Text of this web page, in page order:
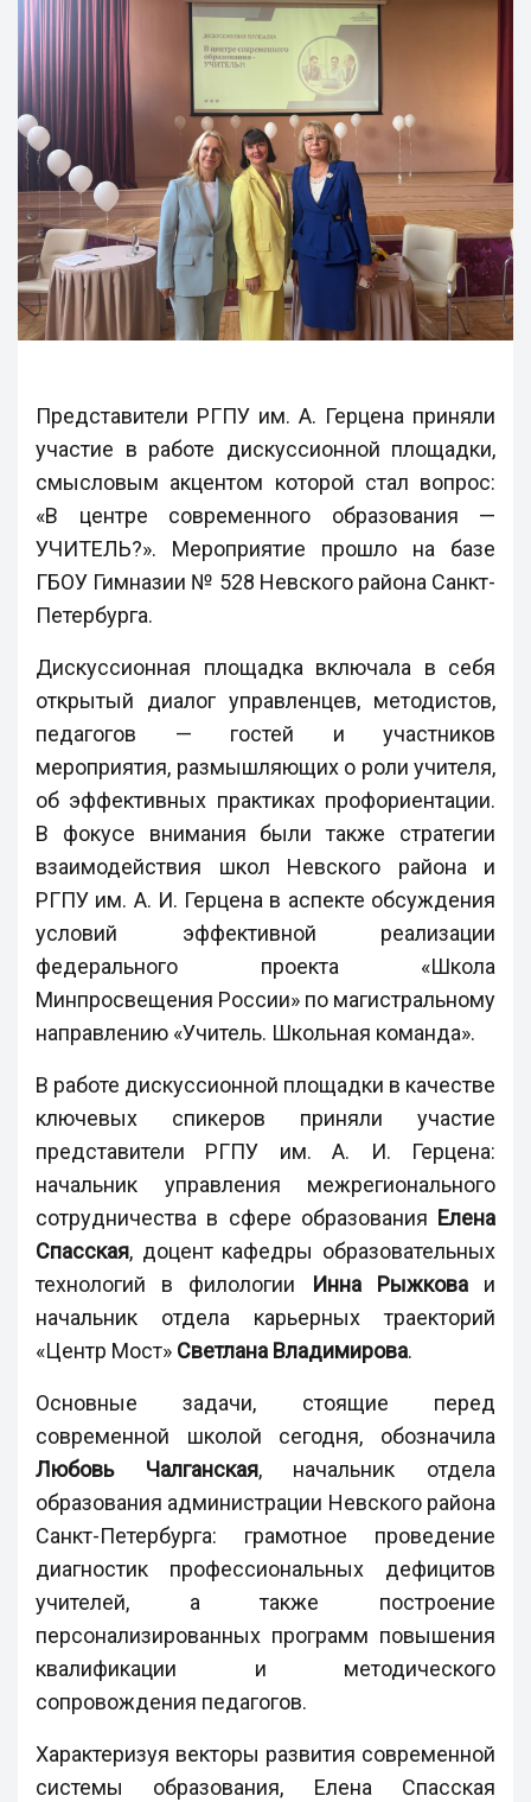
Представители РГПУ им. А. Герцена приняли
участие в работе дискуссионной площадки,
смысловым акцентом которой стал вопрос:
«В центре современного образования —
УЧИТЕЛЬ?». Мероприятие прошло на базе
ГБОУ Гимназии № 528 Невского района Санкт-
Петербурга.
Дискуссионная площадка включала в себя
открытый диалог управленцев, методистов,
педагогов — гостей и участников
мероприятия, размышляющих о роли учителя,
об эффективных практиках профориентации.
В фокусе внимания были также стратегии
взаимодействия школ Невского района и
РГПУ им. А. И. Герцена в аспекте обсуждения
условий эффективной реализации
федерального проекта «Школа
Минпросвещения России» по магистральному
направлению «Учитель. Школьная команда».
В работе дискуссионной площадки в качестве
ключевых спикеров приняли участие
представители РГПУ им. А. И. Герцена:
начальник управления межрегионального
сотрудничества в сфере образования Елена
Спасская, доцент кафедры образовательных
технологий в филологии Инна Рыжкова и
начальник отдела карьерных траекторий
«Центр Мост» Светлана Владимирова.
Основные задачи, стоящие перед
современной школой сегодня, обозначила
Любовь Чалганская,
начальник отдела
образования администрации Невского района
Санкт-Петербурга: грамотное проведение
диагностик профессиональных дефицитов
учителей, а также построение
персонализированных программ повышения
квалификации и методического
сопровождения педагогов.
Характеризуя векторы развития современной
системы образования, Елена Спасская